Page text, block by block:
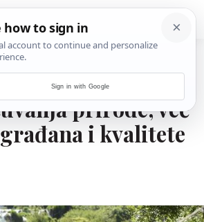
nije samo
prirode, već
i kvalitete
Sign in with Google